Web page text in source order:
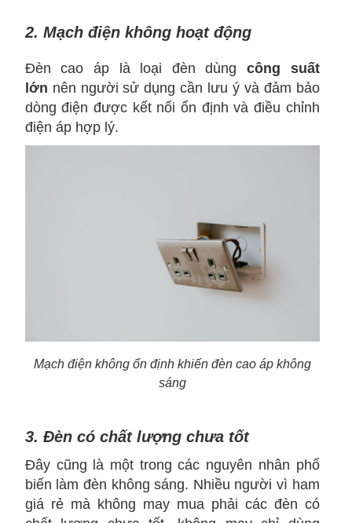
2. Mạch điện không hoạt động
Đèn cao áp là loại đèn dùngcông suất
lớn nên người sử dụng cần lưu ý và đảm bảo
dòng điện được kết nối ổn định và điều chỉnh
điện áp hợp lý.
Mạch điện không ổn định khiến đèn cao áp không
sáng
3. Đèn có chất lượng chưa tốt
Đây cũng là một trong các nguyên nhân phổ
biến làm đèn không sáng. Nhiều người vì ham
giá rẻ mà không may mua phải các đèn có